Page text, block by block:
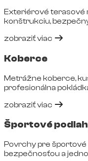
Exteriérové terasové
konštrukciu,
zobraziť viac
Koberce
Metrážne koberce,
profesionálna
zobraziť viac
Športové
Povrchy pre
bezpečnosťou a